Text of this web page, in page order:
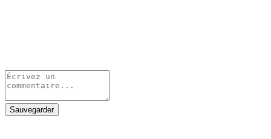
Sauvegarder